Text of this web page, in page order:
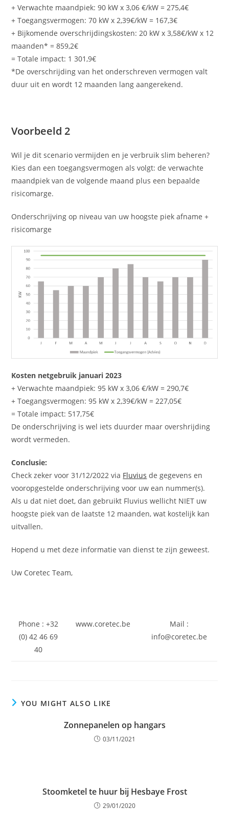
+ Verwachte maandpiek: 90 kW x 3,06 €/kW = 275,4€
+ Toegangsvermogen: 70 kW x 2,39€/kW = 167,3€
+ Bijkomende overschrijdingskosten: 20 kW x 3,58€/kW x 12
maanden* = 859,2€
= Totale impact: 1 301,9€
*De overschrijding van het onderschreven vermogen valt
duur uit en wordt 12 maanden lang aangerekend.
Voorbeeld 2
Wil je dit scenario vermijden en je verbruik slim beheren?
Kies dan een toegangsvermogen als volgt: de verwachte
maandpiek van de volgende maand plus een bepaalde
risicomarge.
Onderschrijving op niveau van uw hoogste piek afname +
risicomarge
Kosten netgebruik januari 2023
+ Verwachte maandpiek: 95 kW x 3,06 €/kW = 290,7€
+ Toegangsvermogen: 95 kW x 2,39€/kW = 227,05€
= Totale impact: 517,75€
De onderschrijving is wel iets duurder maar overshrijding
wordt vermeden.
Conclusie:
Check zeker voor 31/12/2022 via Fluvius de gegevens en
vooropgestelde onderschrijving voor uw ean nummer(s).
Als u dat niet doet, dan gebruikt Fluvius wellicht NIET uw
hoogste piek van de laatste 12 maanden, wat kostelijk kan
uitvallen.
Hopend u met deze informatie van dienst te zijn geweest.
Uw Coretec Team,
Phone : +32
(0) 42 46 69
40
www.coretec.be
Mail :
info@coretec.be
YOU MIGHT ALSO LIKE
Zonnepanelen op hangars
03/11/2021
Stoomketel te huur bij Hesbaye Frost
29/01/2020